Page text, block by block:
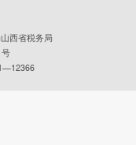
西省税务局